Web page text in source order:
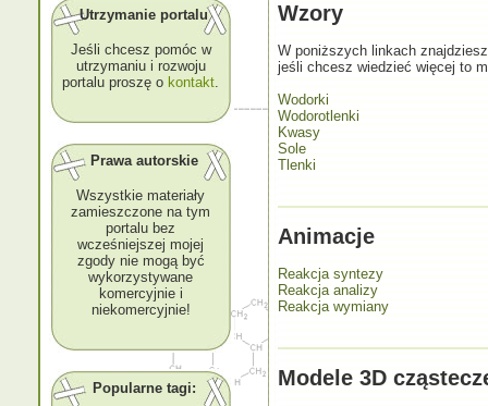
Utrzymanie portalu
Jeśli chcesz pomóc w
utrzymaniu i rozwoju
portalu proszę o kontakt.
Prawa autorskie
Wszystkie materiały
zamieszczone na tym
portalu bez
wcześniejszej mojej
zgody nie mogą być
wykorzystywane
komercyjnie i
niekomercyjnie!
Popularne tagi:
Wzory
W poniższych linkach
jeśli chcesz wiedzieć więcej to
Wodorki
Wodorotlenki
Kwasy
Sole
Tlenki
Animacje
Reakcja syntezy
Reakcja analizy
Reakcja wymiany
Modele 3D